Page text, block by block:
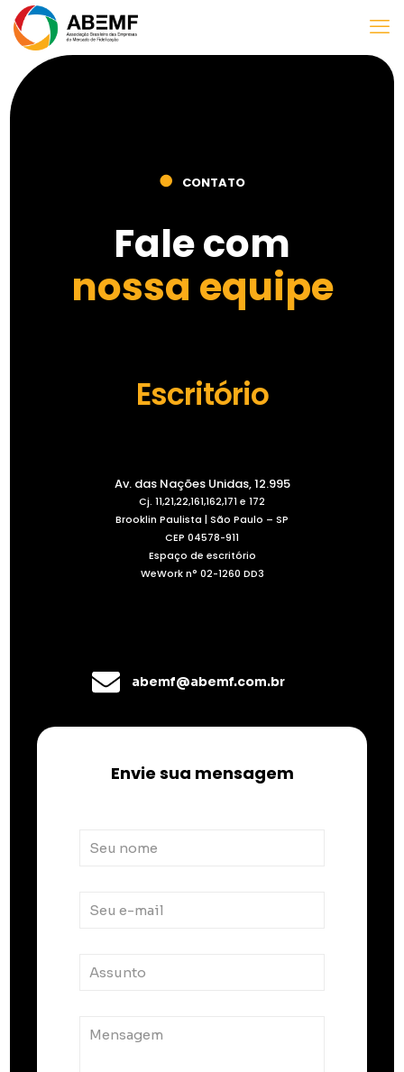
● CONTATO
Fale com
nossa equipe
Escritório
Av. das Nações Unidas, 12.995
Cj. 11,21,22,161,162,171 e 172
Brooklin Paulista | São Paulo – SP
CEP 04578-911
Espaço de escritório
WeWork n° 02-1260 DD3
abemf@abemf.com.br
Envie sua mensagem